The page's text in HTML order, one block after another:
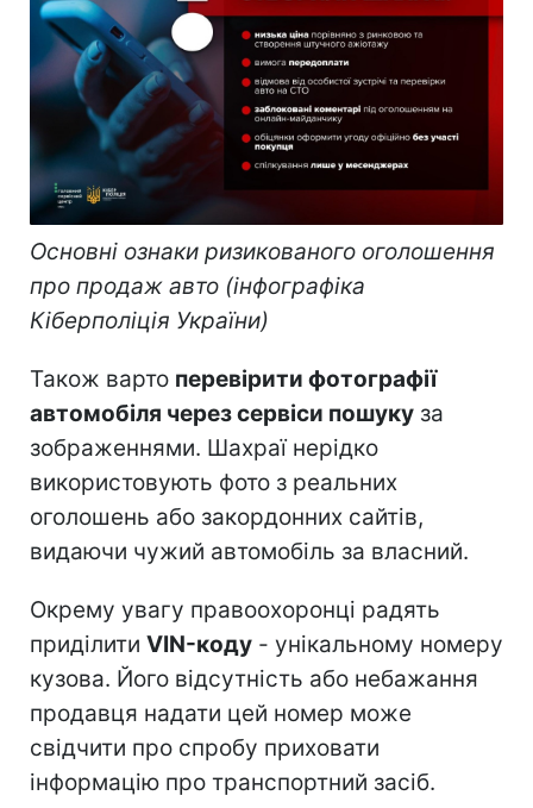
Основні ознаки ризикованого оголошення
про продаж авто (інфографіка
Кіберполіція України)
Також варто перевірити фотографії
автомобіля через сервіси пошуку за
зображеннями. Шахраї нерідко
використовують фото з реальних
оголошень або закордонних сайтів,
видаючи чужий автомобіль за власний.
Окрему увагу правоохоронці радять
приділити VIN-коду - унікальному номеру
кузова. Його відсутність або небажання
продавця надати цей номер може
свідчити про спробу приховати
інформацію про транспортний засіб.